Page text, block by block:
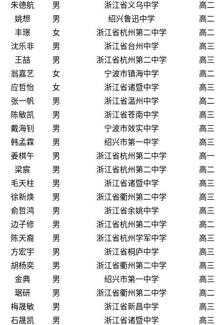
朱德航
男 浙江省义乌中学
高二
姚想
男 绍兴鲁迅中学
高二
丰璟
女 浙江省杭州第二中学
高二
沈乐非
男 浙江省台州中学
高三
王喆
男 浙江省杭州第二中学
高三
翁嘉艺
女 宁波市镇海中学
高二
应哲怡
女 浙江省诸暨中学
高三
张一帆
男 浙江省温州中学
高二
陈敏凯
男 浙江省苍南中学
高三
戴海钊
男 宁波市效实中学
高三
韩孟霖
男 绍兴市第一中学
高三
姜棋午
男 浙江省杭州第二中学
高一
梁宸
男 浙江省杭州第二中学
高二
毛天柱
男 浙江省诸暨中学
高三
徐新焕
男 浙江省衢州第二中学
高三
俞哲鸿
男 浙江省余姚中学
高三
边子修
男 浙江省杭州第二中学
高二
陈天裔
男 浙江省杭州学军中学
高三
方宏宇
男 浙江省桐庐中学
高三
胡杨奕
男 浙江省衢州第二中学
高三
金典
男 绍兴市第一中学
高三
琚研
男 浙江省衢州第二中学
高二
梅晟敏
男 浙江省新昌中学
高三
石晟凯
男 浙江省诸暨中学
高三